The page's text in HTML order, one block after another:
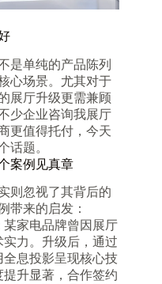
是单纯的产品陈列
心场景。尤其对于
展厅升级更需兼顾
少企业咨询我展厅
更值得托付，今天
话题。
案例见真章
则忽视了其背后的
带来的启发：
某家电品牌曾因展厅
力。升级后，通过
息投影呈现核心技
升显著，合作签约